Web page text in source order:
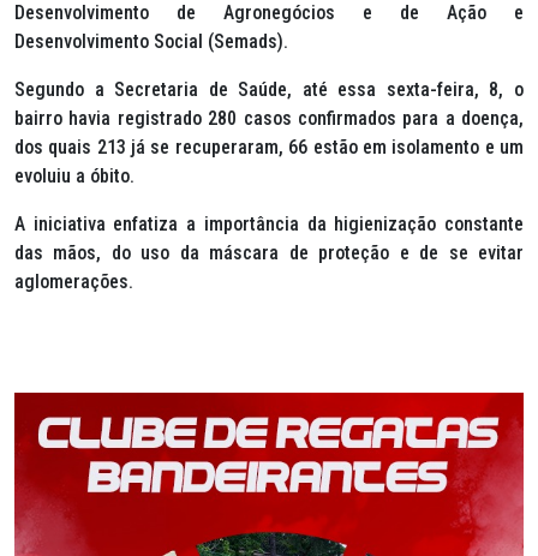
Desenvolvimento de Agronegócios e de Ação e
Desenvolvimento Social (Semads).
Segundo a Secretaria de Saúde, até essa sexta-feira, 8, o
bairro havia registrado 280 casos confirmados para a doença,
dos quais 213 já se recuperaram, 66 estão em isolamento e um
evoluiu a óbito.
A iniciativa enfatiza a importância da higienização constante
das mãos, do uso da máscara de proteção e de se evitar
aglomerações.